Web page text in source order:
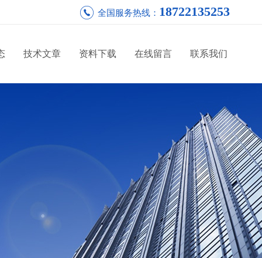
全国服务热线： 18722135253
技术文章 资料下载 在线留言 联系我们